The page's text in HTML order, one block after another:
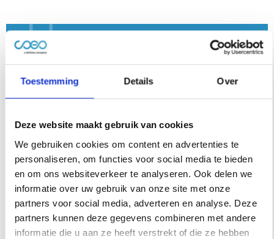
Toestemming Details Over
Deze website maakt gebruik van cookies
We gebruiken cookies om content en advertenties te
personaliseren, om functies voor social media te bieden
en om ons websiteverkeer te analyseren. Ook delen we
informatie over uw gebruik van onze site met onze
partners voor social media, adverteren en analyse. Deze
partners kunnen deze gegevens combineren met andere
informatie die u aan ze heeft verstrekt of die ze hebben
Wat vond u van dit artikel?